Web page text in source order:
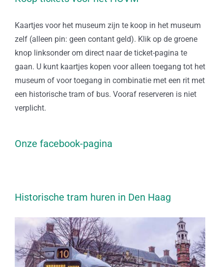
Kaartjes voor het museum zijn te koop in het museum
zelf (alleen pin: geen contant geld). Klik op de groene
knop linksonder om direct naar de ticket-pagina te
gaan. U kunt kaartjes kopen voor alleen toegang tot het
museum of voor toegang in combinatie met een rit met
een historische tram of bus. Vooraf reserveren is niet
verplicht.
Onze facebook-pagina
Historische tram huren in Den Haag